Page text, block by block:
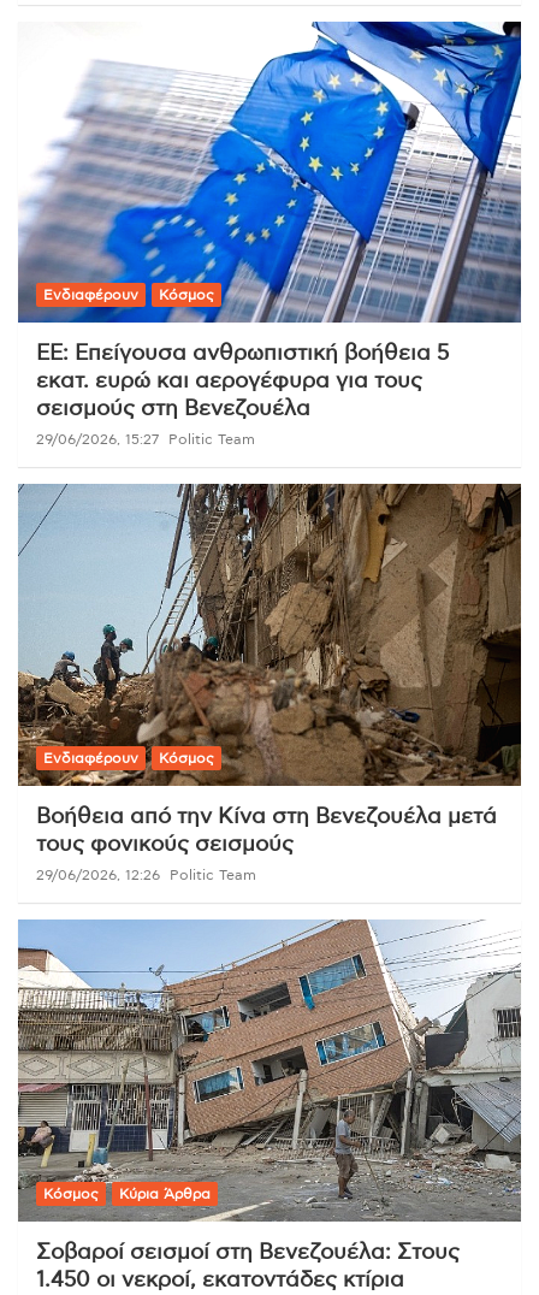
Ενδιαφέρουν Κόσμος
ΕΕ: Επείγουσα ανθρωπιστική βοήθεια 5
εκατ. ευρώ και αερογέφυρα για τους
σεισμούς στη Βενεζουέλα
29/06/2026, 15:27 Politic Team
Ενδιαφέρουν Κόσμος
Βοήθεια από την Κίνα στη Βενεζουέλα μετά
τους φονικούς σεισμούς
29/06/2026, 12:26 Politic Team
Κόσμος Κύρια Άρθρα
Σοβαροί σεισμοί στη Βενεζουέλα: Στους
1.450 οι νεκροί, εκατοντάδες κτίρια